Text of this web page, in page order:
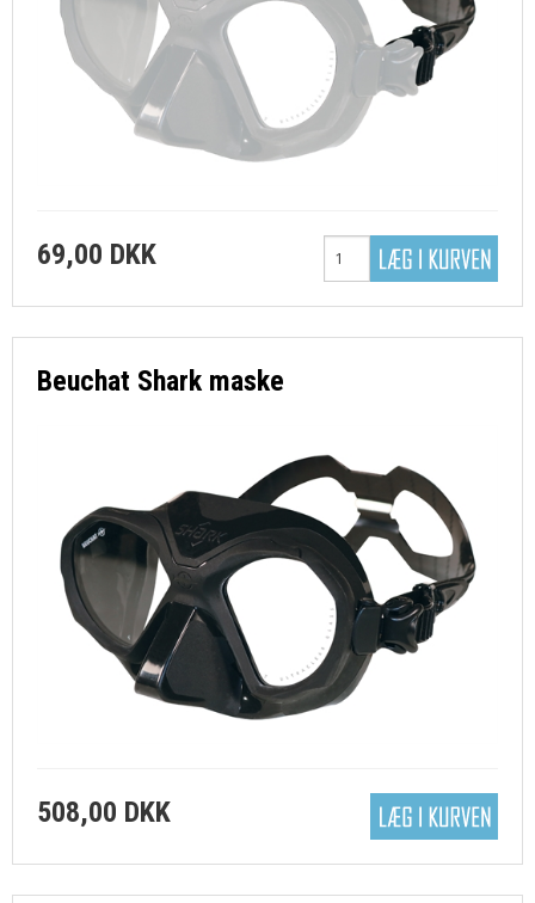
69,00 DKK
Beuchat Shark maske
508,00 DKK